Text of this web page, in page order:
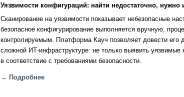
Уязвимости конфигураций: найти недостаточно, нужно
Сканирование на уязвимости показывает небезопасные
безопасное конфигурирование выполняется вручную,
контролируемым. Платформа Кауч позволяет довести его
сложной ИТ-инфраструктуре: не только выявить уязвимые
в соответствие с требованиями безопасности.
→ Подробнее